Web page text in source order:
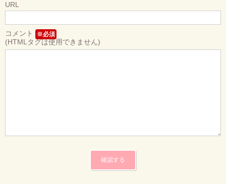
URL
コメント ※必須
(HTMLタグは使用できません)